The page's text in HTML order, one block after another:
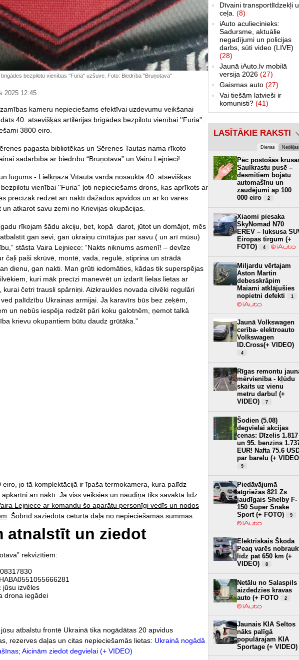
bezpilotu vienības ''Furia'' uzšuve. Foto: Biedrība "Bruņotava"
2025 12:45
kameru nepieciešams efektīvai uzdevumu veikšanai
40. atsevišķās artilērijas brigādes bezpilotu vienībai ''Furia''.
3800 eiro.
pagasta bibliotēkas un Sērenes Tautas nama rīkoto
sadarbībā ar biedrību “Bruņotava” un Vairu Lejnieci!
lūgums - Lielkņaza Vītauta vārdā nosauktā 40. atsevišķās
vienībai ''Furia'' ļoti nepieciešams drons, kas aprīkots ar
precīzāk redzēt arī naktī dažādos apvidos un ar ko varēs
atkarot savu zemi no Krievijas okupācijas.
rīkojam šādu akciju, bet, kopā darot, jūtot un domājot, mēs
gan sevi, gan ukraiņu cīnītājus par savu ( un arī mūsu)
stāsta Vaira Lejniece: “Nakts niknums asmenī! – devīze
čaļi paši skrūvē, montē, vada, regulē, stiprina un strādā
dienu, gan nakti. Man grūti iedomāties, kādas tik superspējas
kuri māk precīzi manevrēt un izdarīt lielas lietas ar
kurai četri trausli spārniņi. Aizkraukles novada cilvēki regulāri
palīdzību Ukrainas armijai. Ja karavīrs būs bez zeķēm,
un nebūs iespēja redzēt pāri koku galotnēm, ņemot talkā
krievu okupantiem būtu daudz grūtāka.”
eiro, jo tā komplektācijā ir īpaša termokamera, kura palīdz
arī naktī. Ja viss veiksies un naudiņa tiks savākta līdz
Lejniece ar komandu šo aparātu personīgi vedīs un nodos
. Šobrīd saziedota ceturtā daļa no nepieciešamās summas.
atnalstīt un ziedot
rekvizītiem:
jūsu izvēles
drona iegādei
atbalstu frontē Ukrainā tika nogādātas 20 apvidus
rezerves daļas un citas nepieciešamās lietas: Ukrainā nogādā
Aicinām ziedot degvielai (+ VIDEO)
Dīvaini transportlīdzekļi
ceļa. (8)
iAuto aculiecinieks:
Sadursme, aktuālie
negadījumi un policijas
darbs, sūti video (LIVE)
(28)
Jaunā iAuto.lv mobilā
versija 2026 (27)
Gaismas auto (27)
Vai tiešām latvieši ir
komunisti? (41)
LASĪTĀKIE RAKSTI
Dienas Nedēļas
Pēc postošās
Saulkrastu pusē –
desmitiem bojātu
automašīnu un
zaudējumi ap 100
000 eiro
2
Xiaomi piesaka
SkyNomad N70
EREV – luksusa
Eiropas tirgum (+
FOTO)
4
Miljardu vērtajam
Aston Martin
debesskrāpim
Maiami atklājušies
nopietni defekti
1
Jaunā Volkswagen
cerība- elektroauto
Volkswagen
ID.Cross(+ VIDEO)
4
Rīgas remontu
mērvienība - kļūdu
skaits uz vienu
metru darbu! (+
VIDEO)
7
Šodien (5.08)
degvielai akcijas
cenas: Dīzelis 1.817
un 95. benzīns
EUR! Nafta 75.6
par barelu (+
9
Piedāvājumā
atgriežas 821 Zs
jaudīgais Shelby F-
150 Super Snake
Sport (+ FOTO)
9
Elektriskais Škoda
Peaq varēs
līdz pat 650 km (+
VIDEO)
8
Netālu no Salaspils
aizdedzies kravas
auto (+ FOTO
2
Jaunais KIA Seltos
nāks palīgā
populārajam KIA
Sportage (+ VIDEO)